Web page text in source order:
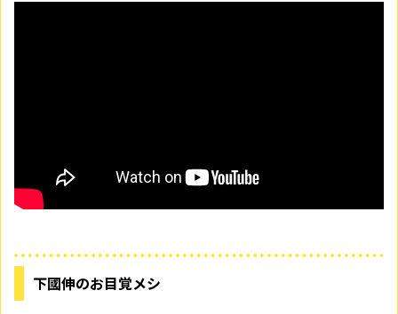
下國伸のお目覚メシ